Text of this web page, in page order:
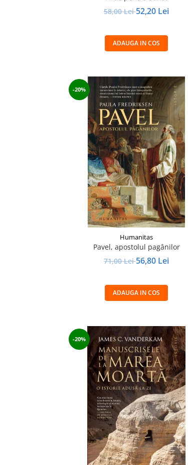
58,00 Lei52,20 Lei
ADAUGA IN COS
-20%
Humanitas
Pavel, apostolul pagânilor
71,00 Lei56,80 Lei
ADAUGA IN COS
-20%